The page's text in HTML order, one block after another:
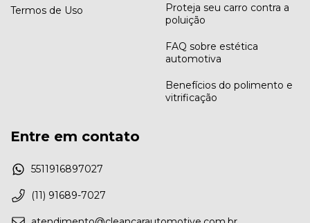
Termos de Uso
Proteja seu carro contra a
poluição
FAQ sobre estética
automotiva
Benefícios do polimento e
vitrificação
Entre em contato
5511916897027
(11) 91689-7027